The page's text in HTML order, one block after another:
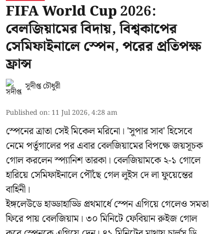
FIFA World Cup 2026:
বেলজিয়ামের বিদায়, বিশ্বকাপের
সেমিফাইনালে স্পেন, পরের প্রতিপক্ষ
ফ্রান্স
সুদীপ্ত চৌধুরী
Published on: 11 Jul 2026, 4:28 am
স্পেনের ত্রাতা সেই মিকেল মরিনো। 'সুপার সাব' হিসেবে
নেমে পর্তুগালের পর এবার বেলজিয়ামের বিপক্ষে জয়সূচক
গোল করলেন স্প্যানিশ তারকা। বেলজিয়ামকে ২-১ গোলে
হারিয়ে সেমিফাইনালে পৌঁছে গেল লুইস দে লা ফুয়েন্তের
বাহিনী।
ইঙ্গলেউডে হাড্ডাহাড্ডি প্রথমার্ধে স্পেন এগিয়ে গেলেও সমতা
ফিরে পায় বেলজিয়াম। ৩০ মিনিটে ফেবিয়ান রুইজ গোল